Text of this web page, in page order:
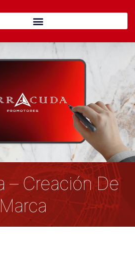
– Creación De